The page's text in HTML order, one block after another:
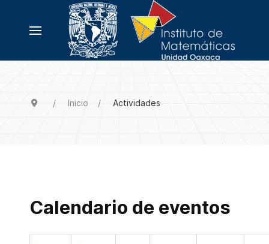
Inicio Actividades
Calendario de eventos